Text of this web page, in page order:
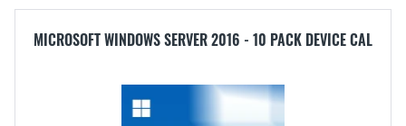
MICROSOFT WINDOWS SERVER 2016 - 10 PACK DEVICE CAL